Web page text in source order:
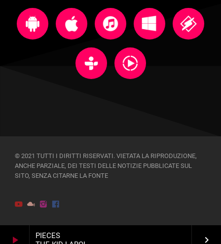
play_arrow
PIECES
keyboard_arrow_right
© 2021 TUTTI I DIRITTI RISERVATI. VIETATA LA RIPRODUZIONE,
ANCHE PARZIALE, DEI TESTI DELLE NOTIZIE PUBBLICATE SUL
SITO, SENZA CITARNE LA FONTE